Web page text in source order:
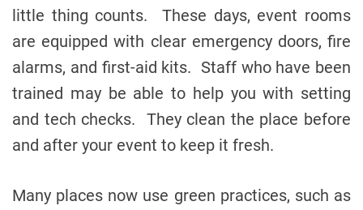
little thing counts. These days, event rooms
are equipped with clear emergency doors, fire
alarms, and first-aid kits. Staff who have been
trained may be able to help you with setting
and tech checks. They clean the place before
and after your event to keep it fresh.
Many places now use green practices, such as